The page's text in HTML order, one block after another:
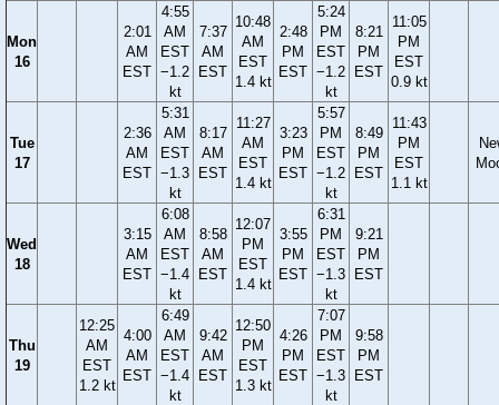
Mon
16
2:01
AM
EST
4:55
AM
EST
−1.2
kt
7:37
AM
EST
10:48
AM
EST
1.4 kt
2:48
PM
EST
5:24
PM
EST
−1.2
kt
8:21
PM
EST
11:05
PM
EST
0.9 kt
Tue
17
2:36
AM
EST
5:31
AM
EST
−1.3
kt
8:17
AM
EST
11:27
AM
EST
1.4 kt
3:23
PM
EST
5:57
PM
EST
−1.2
kt
8:49
PM
EST
11:43
PM
EST
1.1 kt
Wed
18
3:15
AM
EST
6:08
AM
EST
−1.4
kt
8:58
AM
EST
12:07
PM
EST
1.4 kt
3:55
PM
EST
6:31
PM
EST
−1.3
kt
9:21
PM
EST
Thu
19
12:25
AM
EST
1.2 kt
4:00
AM
EST
6:49
AM
EST
−1.4
kt
9:42
AM
EST
12:50
PM
EST
1.3 kt
4:26
PM
EST
7:07
PM
EST
−1.3
kt
9:58
PM
EST